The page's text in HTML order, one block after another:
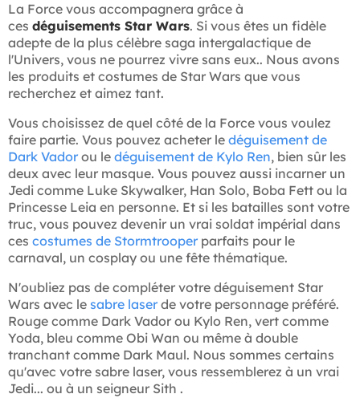
La Force vous accompagnera grâce à
ces déguisements Star Wars. Si vous êtes un fidèle
adepte de la plus célèbre saga intergalactique de
l'Univers, vous ne pourrez vivre sans eux.. Nous avons
les produits et costumes de Star Wars que vous
recherchez et aimez tant.
Vous choisissez de quel côté de la Force vous voulez
faire partie. Vous pouvez acheter le déguisement de
Dark Vador ou le déguisement de Kylo Ren, bien sûr les
deux avec leur masque. Vous pouvez aussi incarner un
Jedi comme Luke Skywalker, Han Solo, Boba Fett ou la
Princesse Leia en personne. Et si les batailles sont votre
truc, vous pouvez devenir un vrai soldat impérial dans
ces costumes de Stormtrooper parfaits pour le
carnaval, un cosplay ou une fête thématique.
N'oubliez pas de compléter votre déguisement Star
Wars avec le sabre laser de votre personnage préféré.
Rouge comme Dark Vador ou Kylo Ren, vert comme
Yoda, bleu comme Obi Wan ou même à double
tranchant comme Dark Maul. Nous sommes certains
qu'avec votre sabre laser, vous ressemblerez à un vrai
Jedi... ou à un seigneur Sith .